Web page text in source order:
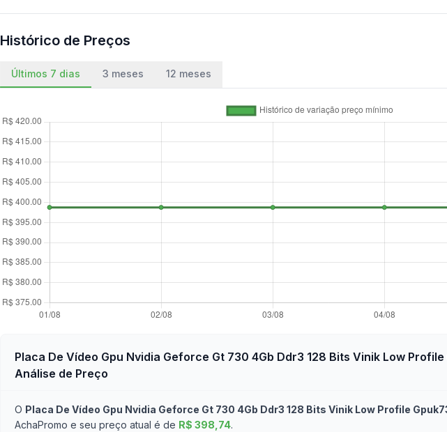
Histórico de Preços
Últimos 7 dias 3 meses 12 meses
Placa De Vídeo Gpu Nvidia Geforce Gt 730 4Gb Ddr3 128 Bits Vinik Low
Análise de Preço
O Placa De Vídeo Gpu Nvidia Geforce Gt 730 4Gb Ddr3 128 Bits Vinik Low Profile
AchaPromo e seu preço atual é de R$ 398,74.